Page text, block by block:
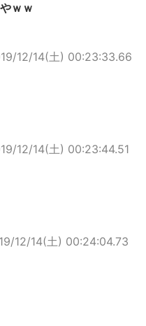
ｗｗ
12/14(土) 00:23:33.66
12/14(土) 00:23:44.51
12/14(土) 00:24:04.73